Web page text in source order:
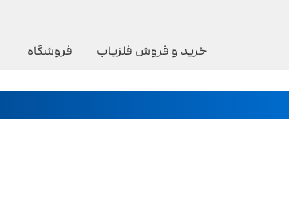
خرید و فروش فلزیاب فروشگاه